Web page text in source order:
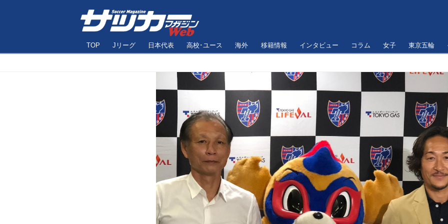
TOP Jリーグ 日本代表 高校･ユース 海外 移籍情報 インタビュー コラム 女子 東京五輪